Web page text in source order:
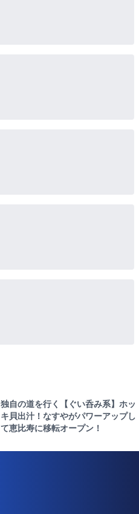
独自の道を行く【ぐい呑み系】ホッ
キ貝出汁！なすやがパワーアップし
て恵比寿に移転オープン！